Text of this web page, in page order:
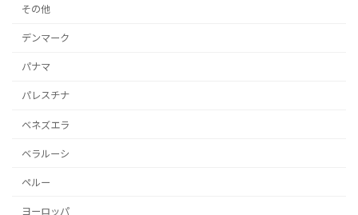
その他
デンマーク
パナマ
パレスチナ
ベネズエラ
ベラルーシ
ペルー
ヨーロッパ